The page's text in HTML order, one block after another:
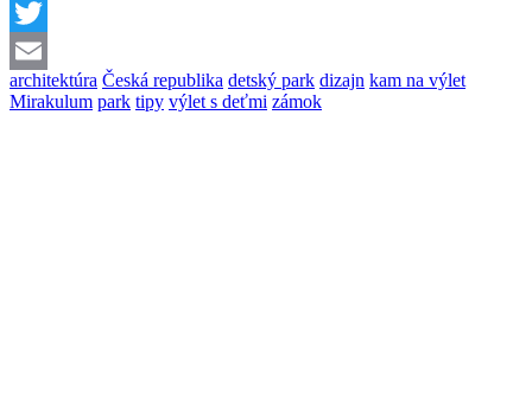
Viber
Twitter
Email
architektúra Česká republika detský park dizajn kam na výlet
Mirakulum park tipy výlet s deťmi zámok